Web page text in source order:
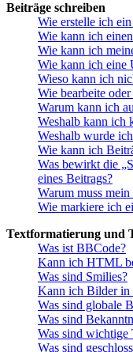
Beiträge schreiben
Wie erstelle ich
Wie kann ich
Wie kann ich
Wie kann ich eine
Wieso kann ich
Wie bearbeite
Warum kann ich
Weshalb kann ich
Weshalb wurde
Wie kann ich
Was bewirkt die
eines Beitrags?
Warum muss
Wie markiere ich
Textformatierung und
Was ist BBCode?
Kann ich HTML
Was sind Smilies?
Kann ich Bilder in
Was sind globale
Was sind
Was sind wichtige
Was sind